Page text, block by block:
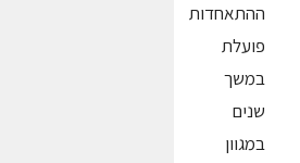
ההתאחדות
פועלת
במשך
שנים
במגוון